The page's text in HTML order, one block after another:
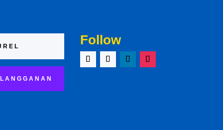
LANGGANAN
Follow